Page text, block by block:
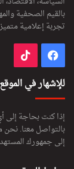
بالقيم الصحفية
تجربة إعلامية
فيسبوك
للإشهار في الموقع
إذا كنت بحاجة إلى
بالتواصل معنا.
إلى جمهورك